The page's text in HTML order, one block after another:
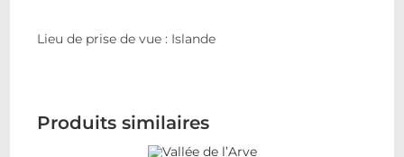
Lieu de prise de vue : Islande
Produits similaires